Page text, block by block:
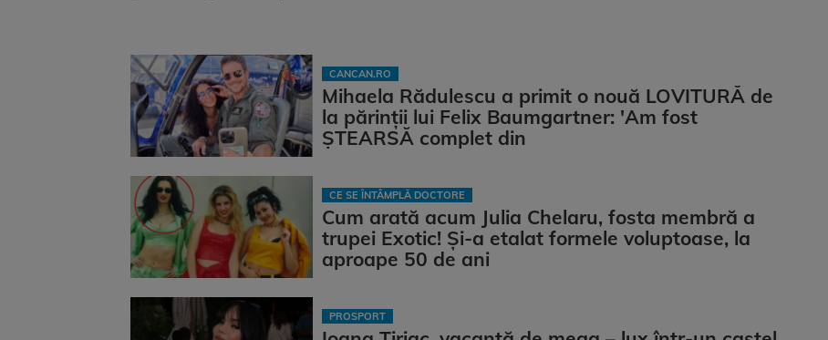
CANCAN.RO
Mihaela Rădulescu a primit o nouă LOVITURĂ de
la părinții lui Felix Baumgartner: 'Am fost
ȘTEARSĂ complet din
CE SE ÎNTÂMPLĂ DOCTORE
Cum arată acum Julia Chelaru, fosta membră a
trupei Exotic! Și-a etalat formele voluptoase, la
aproape 50 de ani
PROSPORT